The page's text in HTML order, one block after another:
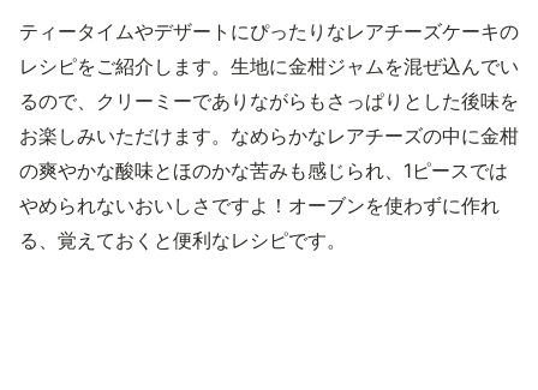
ティータイムやデザートにぴったりなレアチーズケーキの
レシピをご紹介します。生地に金柑ジャムを混ぜ込んでい
るので、クリーミーでありながらもさっぱりとした後味を
お楽しみいただけます。なめらかなレアチーズの中に金柑
の爽やかな酸味とほのかな苦みも感じられ、1ピースでは
やめられないおいしさですよ！オーブンを使わずに作れ
る、覚えておくと便利なレシピです。